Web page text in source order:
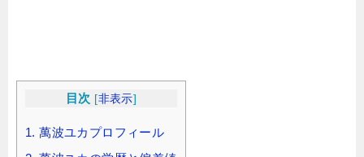
目次 [非表示]
1. 萬波ユカプロフィール